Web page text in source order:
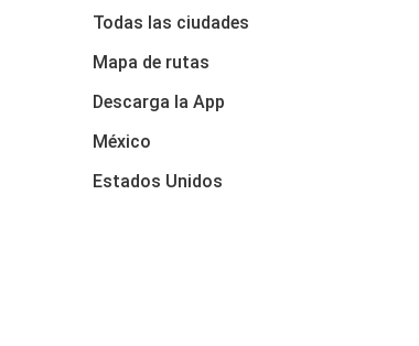
Todas las ciudades
Mapa de rutas
Descarga la App
México
Estados Unidos